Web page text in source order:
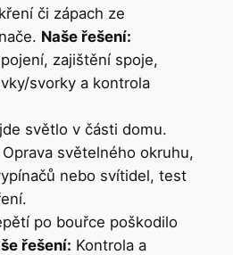
či zápach ze
Naše řešení:
zajištění spoje,
svorky a kontrola
světlo v části domu.
Oprava světelného okruhu,
nebo svítidel, test
po bouřce poškodilo
řešení: Kontrola a